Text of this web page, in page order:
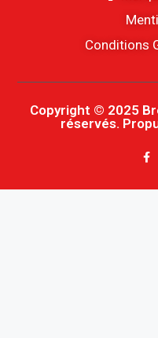
Conditions
Copyright © 2025
réservés.